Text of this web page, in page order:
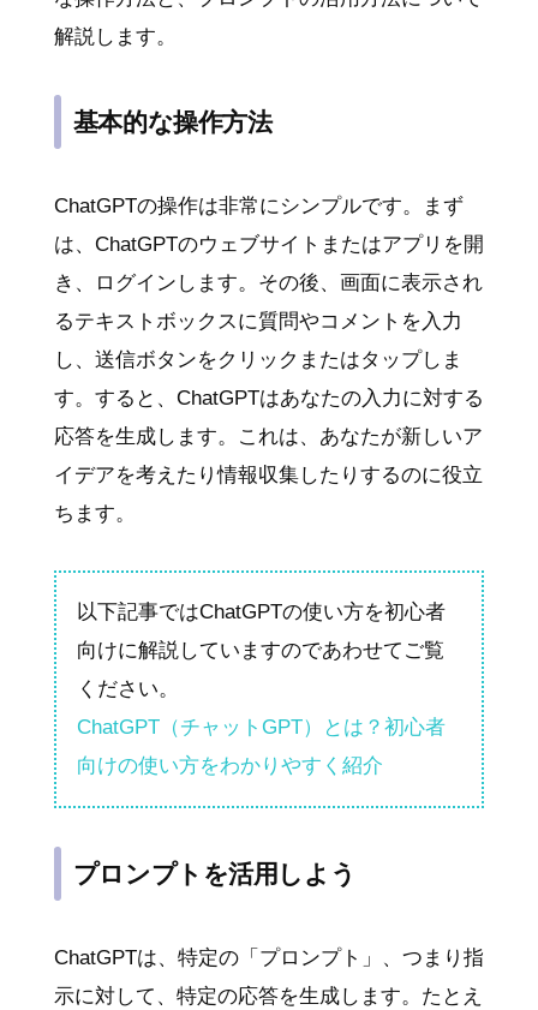
解説します。
基本的な操作方法
ChatGPTの操作は非常にシンプルです。まず
は、ChatGPTのウェブサイトまたはアプリを開
き、ログインします。その後、画面に表示され
るテキストボックスに質問やコメントを入力
し、送信ボタンをクリックまたはタップしま
す。すると、ChatGPTはあなたの入力に対する
応答を生成します。これは、あなたが新しいア
イデアを考えたり情報収集したりするのに役立
ちます。
以下記事ではChatGPTの使い方を初心者
向けに解説していますのであわせてご覧
ください。
ChatGPT（チャットGPT）とは？初心者
向けの使い方をわかりやすく紹介
プロンプトを活用しよう
ChatGPTは、特定の「プロンプト」、つまり指
示に対して、特定の応答を生成します。たとえ